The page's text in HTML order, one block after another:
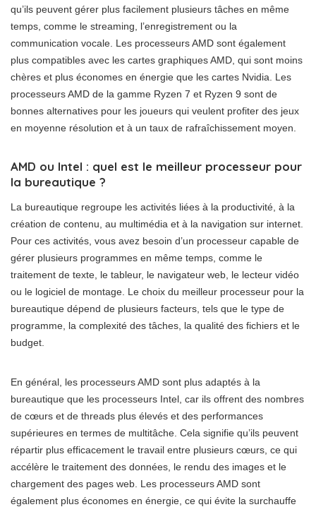
qu’ils peuvent gérer plus facilement plusieurs tâches en même
temps, comme le streaming, l’enregistrement ou la
communication vocale. Les processeurs AMD sont également
plus compatibles avec les cartes graphiques AMD, qui sont moins
chères et plus économes en énergie que les cartes Nvidia. Les
processeurs AMD de la gamme Ryzen 7 et Ryzen 9 sont de
bonnes alternatives pour les joueurs qui veulent profiter des jeux
en moyenne résolution et à un taux de rafraîchissement moyen.
AMD ou Intel : quel est le meilleur processeur pour
la bureautique ?
La bureautique regroupe les activités liées à la productivité, à la
création de contenu, au multimédia et à la navigation sur internet.
Pour ces activités, vous avez besoin d’un processeur capable de
gérer plusieurs programmes en même temps, comme le
traitement de texte, le tableur, le navigateur web, le lecteur vidéo
ou le logiciel de montage. Le choix du meilleur processeur pour la
bureautique dépend de plusieurs facteurs, tels que le type de
programme, la complexité des tâches, la qualité des fichiers et le
budget.
En général, les processeurs AMD sont plus adaptés à la
bureautique que les processeurs Intel, car ils offrent des nombres
de cœurs et de threads plus élevés et des performances
supérieures en termes de multitâche. Cela signifie qu’ils peuvent
répartir plus efficacement le travail entre plusieurs cœurs, ce qui
accélère le traitement des données, le rendu des images et le
chargement des pages web. Les processeurs AMD sont
également plus économes en énergie, ce qui évite la surchauffe